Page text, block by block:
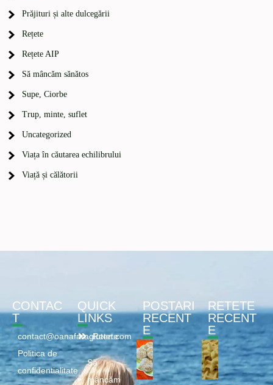
Prăjituri și alte dulcegării
Rețete
Rețete AIP
Să mâncăm sănătos
Supe, Ciorbe
Trup, minte, suflet
Uncategorized
Viața în căutarea echilibrului
Viață și călătorii
CONTAC
T
contact@oanafaragluten.com
Politica de
confidentialitate
QUICK
LINKS
Retete
Să
mâncăm
POSTARI
RECENT
E
RETETE
RECENT
E